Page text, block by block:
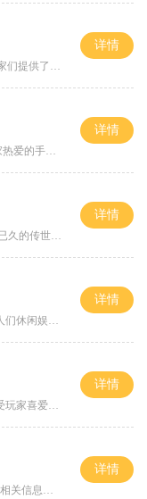
SF发布网站刚开一秒，为广大游戏玩家们提供了一个充满刺激与乐趣的游戏体验平台。这个网站汇聚了众多精彩纷呈的游戏资源，涵盖了各种类型的游戏，无论是角色扮演、射击还是策略
详情
手游传世sf发布网新服是一款备受玩家热爱的手机传奇游戏。作为一款经典的传奇游戏，它延续了传世系列游戏的精髓，并在移动端进行了全面的优化和创新。无论是老玩家还是新手玩家
详情
传世2手游私sf官网，是广大玩家期待已久的传世系列游戏的最新力作。这款游戏秉承了传世系列游戏一贯的经典玩法，加入了更多创新的元素，带来了更丰富多样的游戏体验。下面我们
详情
在这个移动互联网时代，手游已成为人们休闲娱乐的重要方式之一。而《雷霆传世手游》作为一款精品大作，以其独特的游戏玩法和精美的画面让广大玩家为之着迷。今天，我们将为大
详情
免费带狂龙紫电的传世手游是一款备受玩家喜爱的手机游戏，该游戏以传世大战为背景，汇集了炫酷技能、刺激副本和激情PK等多种元素。在这个神奇的游戏世界里，玩家将扮演传世勇士
详情
找sf手游发布网是一家专门提供sf手游相关信息和资讯的网站。在这个网站上，你可以找到各种各样的sf手游的最新动态和发布消息。无论你是喜欢打怪升级的角色扮演游戏，还是喜欢团
详情